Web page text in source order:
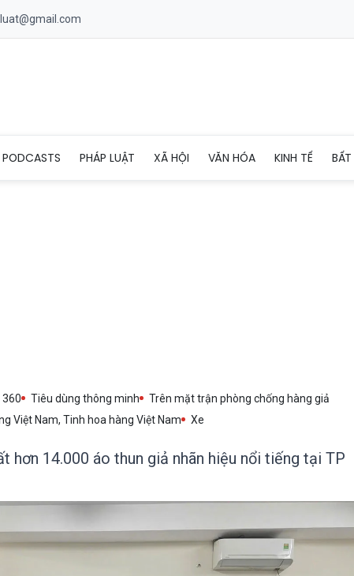
PODCASTS PHÁP LUẬT XÃ HỘI VĂN HÓA KINH TẾ
Tiêu dùng thông minh
Trên mặt trận phòng chống hàng giả
Việt Nam, Tinh hoa hàng Việt Nam
Xe
hơn 14.000 áo thun giả nhãn hiệu nổi tiếng tại TP